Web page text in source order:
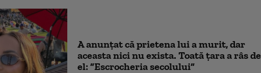
A anunțat că prietena lui a murit, dar
aceasta nici nu exista. Toată țara a râs de
el: ”Escrocheria secolului”